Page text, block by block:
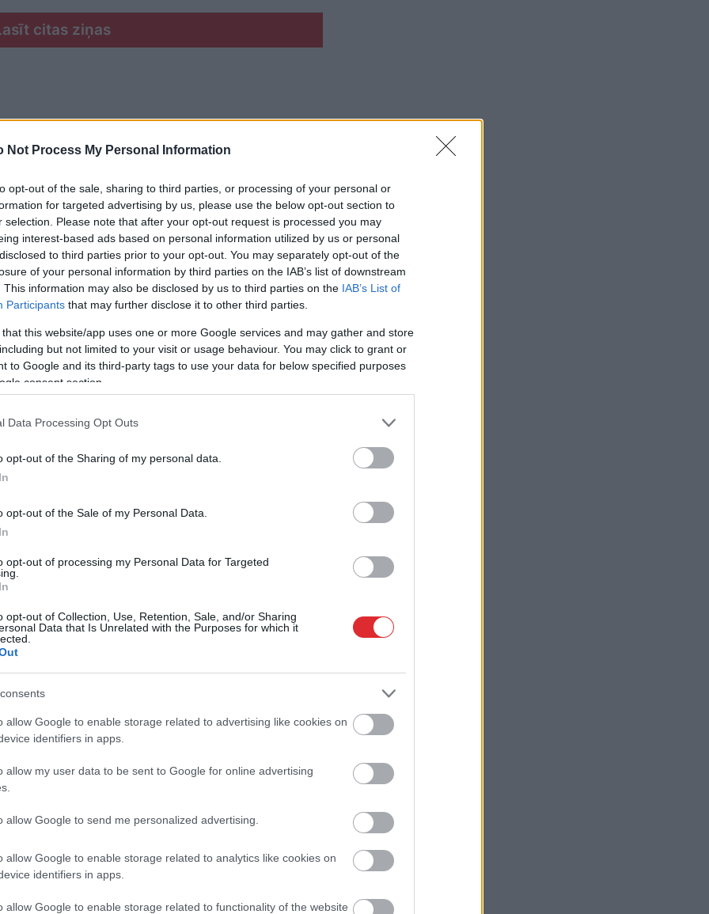
Not Process My Personal Information
opt-out of the sale, sharing to third parties, or processing of your personal or
for targeted advertising by us, please use the below opt-out section to
selection. Please note that after your opt-out request is processed you may
interest-based ads based on personal information utilized by us or personal
to third parties prior to your opt-out. You may separately opt-out of the
of your personal information by third parties on the IAB’s list of downstream
This information may also be disclosed by us to third parties on the IAB’s List of
Participants that may further disclose it to other third parties.
that this website/app uses one or more Google services and may gather and store
but not limited to your visit or usage behaviour. You may click to grant or
to Google and its third-party tags to use your data for below specified purposes
consent section.
Data Processing Opt Outs
opt-out of the Sharing of my personal data.
opt-out of the Sale of my Personal Data.
opt-out of processing my Personal Data for Targeted
opt-out of Collection, Use, Retention, Sale, and/or Sharing
Data that Is Unrelated with the Purposes for which it
allow Google to enable storage related to advertising like cookies on
identifiers in apps.
allow my user data to be sent to Google for online advertising
allow Google to send me personalized advertising.
allow Google to enable storage related to analytics like cookies on
identifiers in apps.
allow Google to enable storage related to functionality of the website
citas ziņas
riekstu)
šķēlēs. Bļodā olīveļļu sakuļ ar citrona sulu,
karstos kartupeļus, lai atdziest. Tomātus
uz pusēm, izņem kauliņus, nomizo un sagriež
liek bļo­das apakšā, virs tiem avokado,
mandeles.